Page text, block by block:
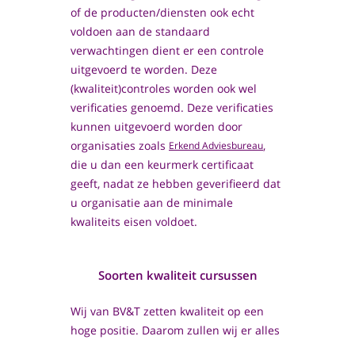
of de producten/diensten ook echt
voldoen aan de standaard
verwachtingen dient er een controle
uitgevoerd te worden. Deze
(kwaliteit)controles worden ook wel
verificaties genoemd. Deze verificaties
kunnen uitgevoerd worden door
organisaties zoals Erkend Adviesbureau,
die u dan een keurmerk certificaat
geeft, nadat ze hebben geverifieerd dat
u organisatie aan de minimale
kwaliteits eisen voldoet.
Soorten kwaliteit cursussen
Wij van BV&T zetten kwaliteit op een
hoge positie. Daarom zullen wij er alles